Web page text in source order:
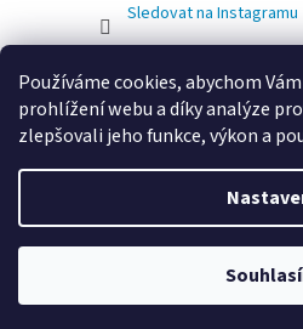
Používáme cookies, abychom
prohlížení webu a díky analýze
zlepšovali jeho funkce, výkon a
OD 01.02.2026 DOCHÁZÍ KE ZMĚNĚ
Sledovat na Instagramu
Vytvořil
Eshop Jirout